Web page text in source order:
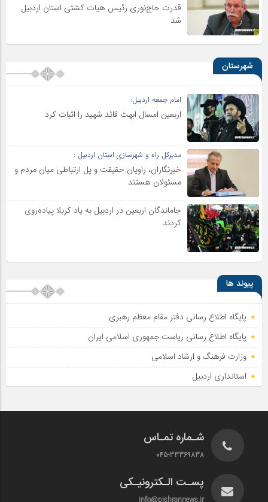
قدرت حاج‌نوری رئیس هیات کشتی استان اردبیل
شد
شهرستان
امام جمعه اردبیل:
اربعین امسال ابهت قائد شهید را اثبات کرد
مدیرکل راه و شهرسازی استان اردبیل :
خبرنگاران، راویان حقیقت و پل ارتباطی میان مردم و
مسئولان هستند
جاماندگان اربعین در اردبیل به یاد کربلا پیاده‌روی
کردند
پیوند ها
پایگاه اطلاع رسانی دفتر مقام معظم رهبری
پایگاه اطلاع‌ رسانی ریاست‌ جمهوری اسلامی ایران
وزارت فرهنگ و ارشاد اسلامی
استانداری اردبیل
شـماره تمـاس
045-33369838
پسـت الـکترونیـکی